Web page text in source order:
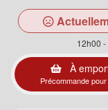
12h00
À
Précommande